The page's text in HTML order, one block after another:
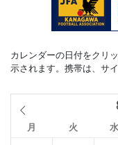
カレンダーの日付をクリ
示されます。携帯は、サ
月 火 水